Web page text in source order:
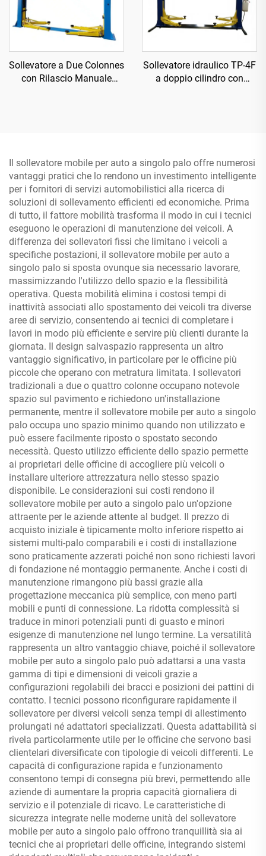
Sollevatore a Due Colonnes
con Rilascio Manuale
Sollevatore idraulico TP-4F
a doppio cilindro con
Il sollevatore mobile per auto a singolo palo offre numerosi
vantaggi pratici che lo rendono un investimento intelligente
per i fornitori di servizi automobilistici alla ricerca di
soluzioni di sollevamento efficienti ed economiche. Prima
di tutto, il fattore mobilità trasforma il modo in cui i tecnici
eseguono le operazioni di manutenzione dei veicoli. A
differenza dei sollevatori fissi che limitano i veicoli a
specifiche postazioni, il sollevatore mobile per auto a
singolo palo si sposta ovunque sia necessario lavorare,
massimizzando l'utilizzo dello spazio e la flessibilità
operativa. Questa mobilità elimina i costosi tempi di
inattività associati allo spostamento dei veicoli tra diverse
aree di servizio, consentendo ai tecnici di completare i
lavori in modo più efficiente e servire più clienti durante la
giornata. Il design salvaspazio rappresenta un altro
vantaggio significativo, in particolare per le officine più
piccole che operano con metratura limitata. I sollevatori
tradizionali a due o quattro colonne occupano notevole
spazio sul pavimento e richiedono un'installazione
permanente, mentre il sollevatore mobile per auto a singolo
palo occupa uno spazio minimo quando non utilizzato e
può essere facilmente riposto o spostato secondo
necessità. Questo utilizzo efficiente dello spazio permette
ai proprietari delle officine di accogliere più veicoli o
installare ulteriore attrezzatura nello stesso spazio
disponibile. Le considerazioni sui costi rendono il
sollevatore mobile per auto a singolo palo un'opzione
attraente per le aziende attente al budget. Il prezzo di
acquisto iniziale è tipicamente molto inferiore rispetto ai
sistemi multi-palo comparabili e i costi di installazione
sono praticamente azzerati poiché non sono richiesti lavori
di fondazione né montaggio permanente. Anche i costi di
manutenzione rimangono più bassi grazie alla
progettazione meccanica più semplice, con meno parti
mobili e punti di connessione. La ridotta complessità si
traduce in minori potenziali punti di guasto e minori
esigenze di manutenzione nel lungo termine. La versatilità
rappresenta un altro vantaggio chiave, poiché il sollevatore
mobile per auto a singolo palo può adattarsi a una vasta
gamma di tipi e dimensioni di veicoli grazie a
configurazioni regolabili dei bracci e posizioni dei pattini di
contatto. I tecnici possono riconfigurare rapidamente il
sollevatore per diversi veicoli senza tempi di allestimento
prolungati né adattatori specializzati. Questa adattabilità si
rivela particolarmente utile per le officine che servono basi
clientelari diversificate con tipologie di veicoli differenti. Le
capacità di configurazione rapida e funzionamento
consentono tempi di consegna più brevi, permettendo alle
aziende di aumentare la propria capacità giornaliera di
servizio e il potenziale di ricavo. Le caratteristiche di
sicurezza integrate nelle moderne unità del sollevatore
mobile per auto a singolo palo offrono tranquillità sia ai
tecnici che ai proprietari delle officine, integrando sistemi